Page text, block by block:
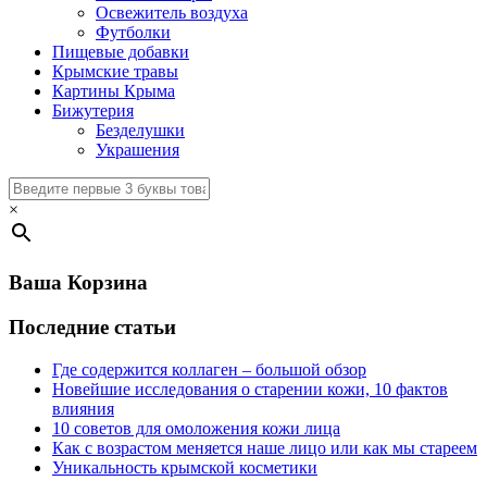
Освежитель воздуха
Футболки
Пищевые добавки
Крымские травы
Картины Крыма
Бижутерия
Безделушки
Украшения
×
Ваша Корзина
Последние статьи
Где содержится коллаген – большой обзор
Новейшие исследования о старении кожи, 10 фактов
влияния
10 советов для омоложения кожи лица
Как с возрастом меняется наше лицо или как мы стареем
Уникальность крымской косметики